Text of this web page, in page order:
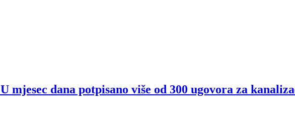
mjesec dana potpisano više od 300 ugovora za